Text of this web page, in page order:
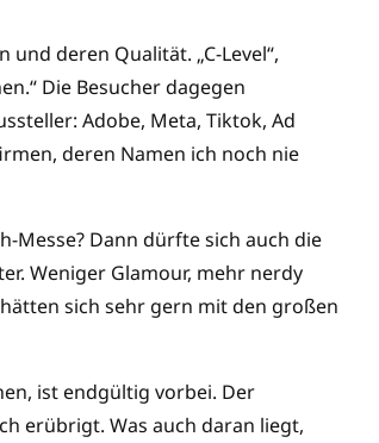
deren Qualität. „C-Level“,
Die Besucher dagegen
Adobe, Meta, Tiktok, Ad
deren Namen ich noch nie
Messe? Dann dürfte sich auch die
Weniger Glamour, mehr nerdy
sich sehr gern mit den großen
ist endgültig vorbei. Der
erübrigt. Was auch daran liegt,